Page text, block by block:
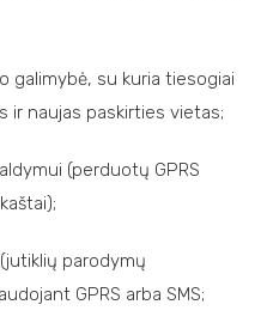
galimybė, su kuria tiesogiai
ir naujas paskirties vietas;
(perduotų GPRS
parodymų
GPRS arba SMS;